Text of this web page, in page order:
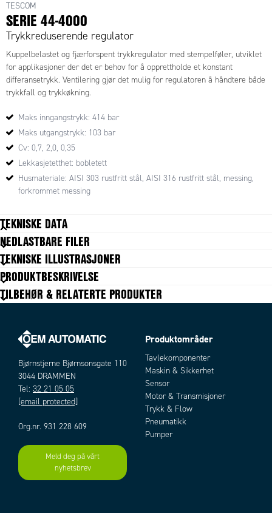
TESCOM
SERIE 44-4000
Trykkreduserende regulator
Kuppelbelastet og fjærforspent trykkregulator med stempelføler, utviklet
for applikasjoner der det er behov for å opprettholde et konstant
differansetrykk. Ventilering gjør det mulig for regulatoren å håndtere både
trykkfall og trykkøkning.
Maks inngangstrykk: 414 bar
Maks utgangstrykk: 103 bar
Cv: 0,7, 2,0, 0,35
Lekkasjetetthet: bobletett
Husmateriale: AISI 303 rustfritt stål, AISI 316 rustfritt stål, messing,
forkrommet messing
TEKNISKE DATA
Tekniske data mangler
NEDLASTBARE FILER
TEKNISKE ILLUSTRASJONER
PRODUKTBESKRIVELSE
TILBEHØR & RELATERTE PRODUKTER
Bjørnstjerne Bjørnsonsgate 110
3044 DRAMMEN
Tel: 32 21 05 05
[email protected]
Org.nr. 931 228 609
Meld deg på vårt
nyhetsbrev
Produktområder
Tavlekomponenter
Maskin & Sikkerhet
Sensor
Motor & Transmisjoner
Trykk & Flow
Pneumatikk
Pumper